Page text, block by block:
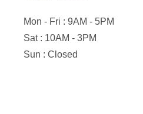
Mon - Fri : 9AM - 5PM
Sat : 10AM - 3PM
Sun : Closed